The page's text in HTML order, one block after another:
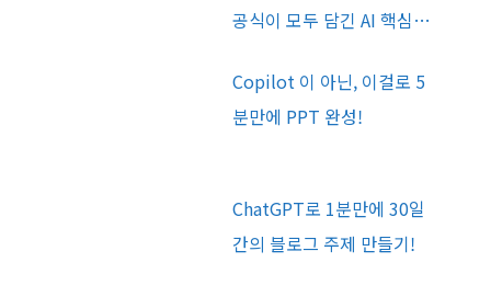
공식이 모두 담긴 AI 핵심…
Copilot 이 아닌, 이걸로 5
분만에 PPT 완성!
ChatGPT로 1분만에 30일
간의 블로그 주제 만들기!